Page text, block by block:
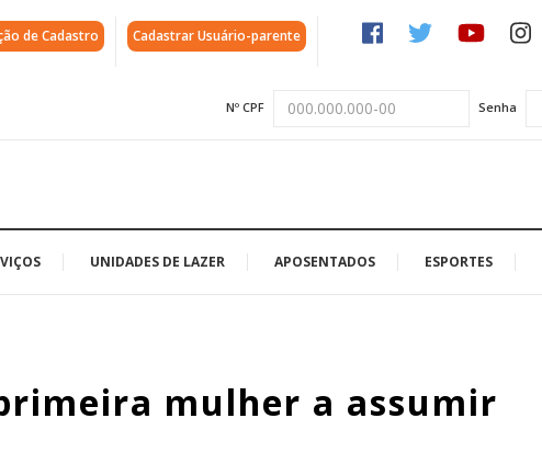
de Cadastro Cadastrar Usuário-parente
Nº CPF Senha
UNIDADES DE LAZER APOSENTADOS ESPORTES
mulher a assumir